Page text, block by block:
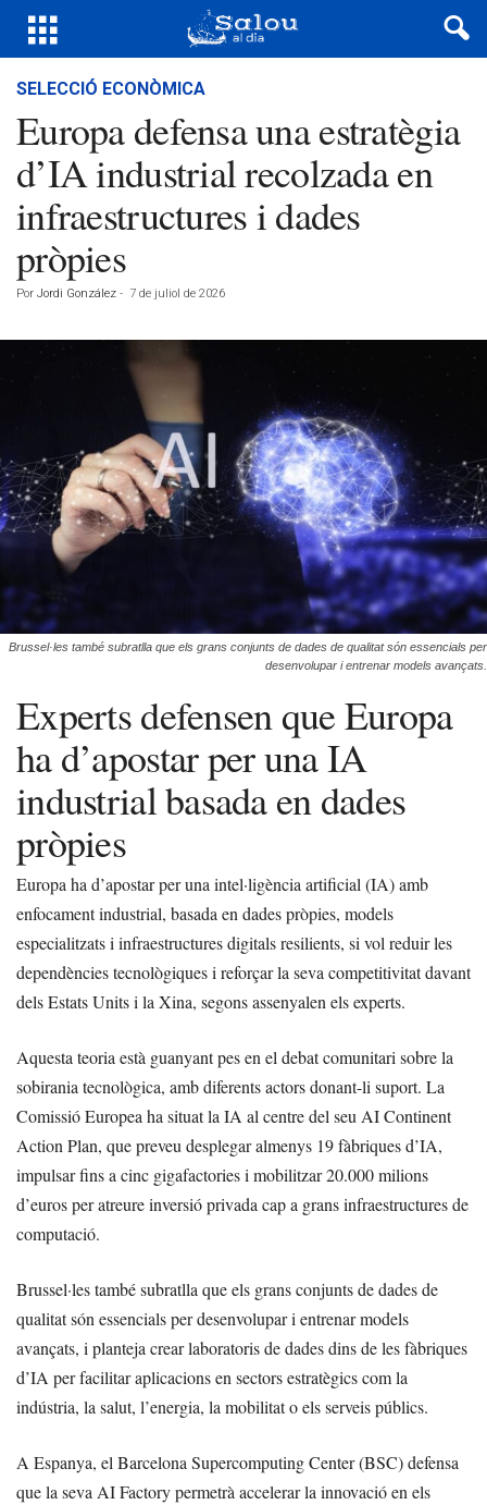
SELECCIÓ ECONÒMICA
Europa defensa una estratègia
d’IA industrial recolzada en
infraestructures i dades
pròpies
Por Jordi González - 7 de juliol de 2026
Brussel·les també subratlla que els grans conjunts de dades de qualitat són essencials per
desenvolupar i entrenar models avançats.
Experts defensen que Europa
ha d’apostar per una IA
industrial basada en dades
pròpies
Europa ha d’apostar per una intel·ligència artificial (IA) amb
enfocament industrial, basada en dades pròpies, models
especialitzats i infraestructures digitals resilients, si vol reduir les
dependències tecnològiques i reforçar la seva competitivitat davant
dels Estats Units i la Xina, segons assenyalen els experts.
Aquesta teoria està guanyant pes en el debat comunitari sobre la
sobirania tecnològica, amb diferents actors donant-li suport. La
Comissió Europea ha situat la IA al centre del seu AI Continent
Action Plan, que preveu desplegar almenys 19 fàbriques d’IA,
impulsar fins a cinc gigafactories i mobilitzar 20.000 milions
d’euros per atreure inversió privada cap a grans infraestructures de
computació.
Brussel·les també subratlla que els grans conjunts de dades de
qualitat són essencials per desenvolupar i entrenar models
avançats, i planteja crear laboratoris de dades dins de les fàbriques
d’IA per facilitar aplicacions en sectors estratègics com la
indústria, la salut, l’energia, la mobilitat o els serveis públics.
A Espanya, el Barcelona Supercomputing Center (BSC) defensa
que la seva AI Factory permetrà accelerar la innovació en els